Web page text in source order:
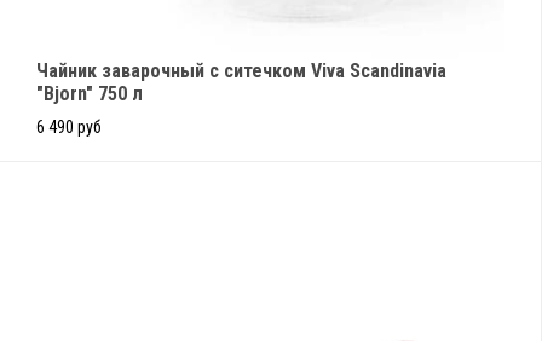
Чайник заварочный с ситечком Viva Scandinavia
"Bjorn" 750 л
6 490 руб